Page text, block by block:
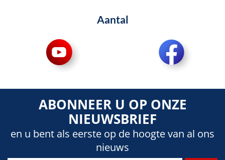
Aantal
ABONNEER U OP ONZE
NIEUWSBRIEF
en u bent als eerste op de hoogte van al ons
nieuws